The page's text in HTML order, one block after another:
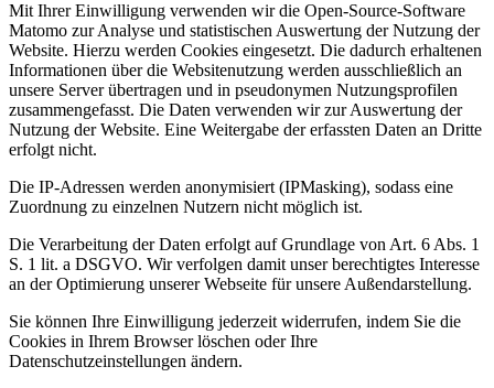
Mit Ihrer Einwilligung verwenden wir die Open-Source-Software
Matomo zur Analyse und statistischen Auswertung der Nutzung der
Website. Hierzu werden Cookies eingesetzt. Die dadurch erhaltenen
Informationen über die Websitenutzung werden ausschließlich an
unsere Server übertragen und in pseudonymen Nutzungsprofilen
zusammengefasst. Die Daten verwenden wir zur Auswertung der
Nutzung der Website. Eine Weitergabe der erfassten Daten an Dritte
erfolgt nicht.
Die IP-Adressen werden anonymisiert (IPMasking), sodass eine
Zuordnung zu einzelnen Nutzern nicht möglich ist.
Die Verarbeitung der Daten erfolgt auf Grundlage von Art. 6 Abs. 1
S. 1 lit. a DSGVO. Wir verfolgen damit unser berechtigtes Interesse
an der Optimierung unserer Webseite für unsere Außendarstellung.
Sie können Ihre Einwilligung jederzeit widerrufen, indem Sie die
Cookies in Ihrem Browser löschen oder Ihre
Datenschutzeinstellungen ändern.